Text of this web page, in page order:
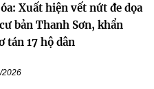
Xuất hiện vết nứt đe dọa
bản Thanh Sơn, khẩn
tán 17 hộ dân
2026